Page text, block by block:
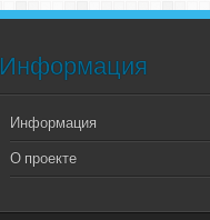
Информация
Информация
О проекте